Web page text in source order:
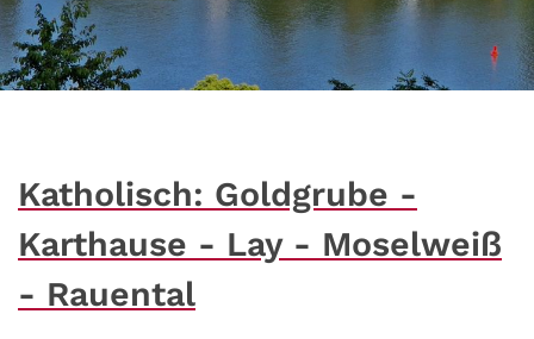
Katholisch: Goldgrube -
Karthause - Lay - Moselweiß
- Rauental